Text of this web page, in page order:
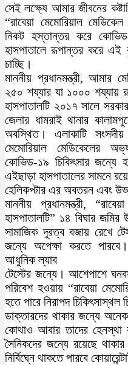
সেই লক্ষ্যে আমার জীবনের
“রাবেয়া মেমোরিয়াল
নিকট হস্তান্তর করে
হাসপাতালে রূপান্তর করে এই
চাচ্ছি।
মাননীয় প্রধানমন্ত্রী, আমার
২৫০ শয্যার যা ১০০০
হাসপাতালটি ২০১৭ সালে
জেলার ধামরাই থানার
অবস্থিত। এলাকাটি
মেমোরিয়াল মেডিকেলের
কোভিড-১৯ চিকিৎসার জন্যে
এইছাড়া হাসপাতালের সামনে
হেলিকপ্টার এর অবতরন এবং
মাননীয় প্রধানমন্ত্রী,
হাসপাতালটি” ১৪ বিঘার
সামাজিক দূরত্ব বজায় রেখে
জন্যে অপেক্ষা করতে
আধুনিক ল্যাব
টেস্টের জন্যে। আশেপাশে
পরিবেশ হওয়ায় “রাবেয়া
হতে পারে নিরাপদ চিকিৎসাস্থল
ডাক্তারদের থাকার জন্যে
কোথাও আবার তাদের
সৈনিকদের জন্যে রয়েছে
নির্বিঘ্নে থাকতে পারবে